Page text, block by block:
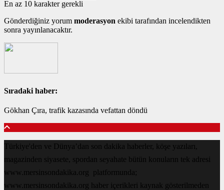
En az 10 karakter gerekli
Gönderdiğiniz yorum moderasyon ekibi tarafından incelendikten
sonra yayınlanacaktır.
Sıradaki haber:
Gökhan Çıra, trafik kazasında vefattan döndü
Türkiye'den ve Dünya’dan son dakika haberler, köşe yazıları,
magazinden siyasete, spordan seyahate bütün konuların tek adresi
www.mersinsondakika.org platformunda;
www.mersinsondakika.org haber içerikleri kaynak gösterilmeden